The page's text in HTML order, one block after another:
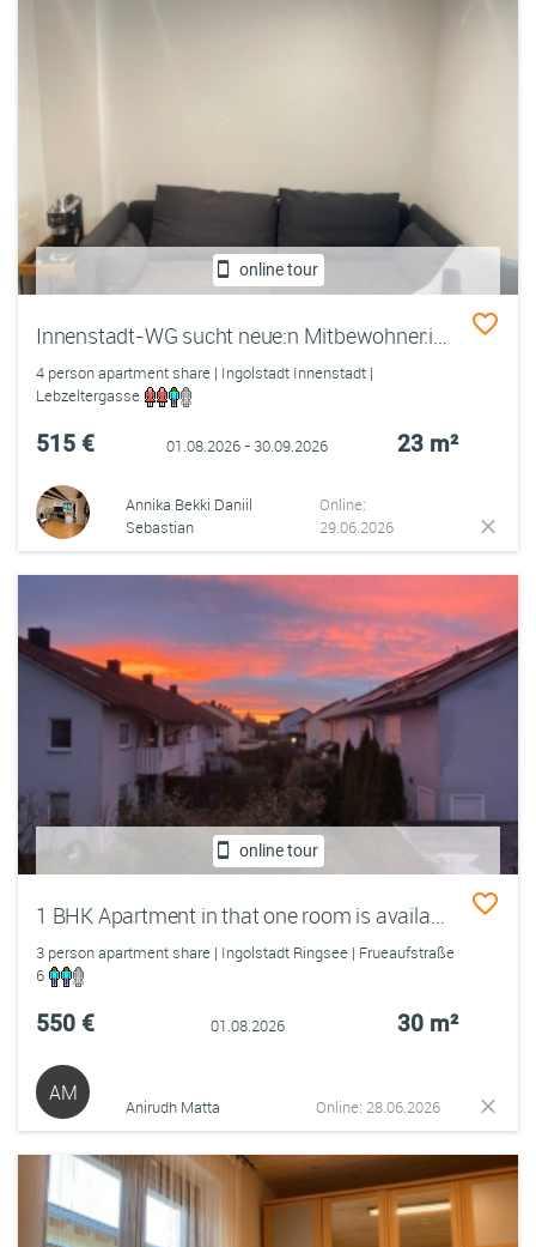
online tour
Innenstadt-WG sucht neue:n Mitbewohner:in - 23qm Zimmer in WG-Haus
4 person apartment share | Ingolstadt Innenstadt |
Lebzeltergasse
515 € 01.08.2026 - 30.09.2026 23 m²
Annika Bekki Daniil
Sebastian
Online:
29.06.2026
online tour
1 BHK Apartment in that one room is available private
3 person apartment share | Ingolstadt Ringsee | Frueaufstraße
6
550 € 01.08.2026 30 m²
AM
Anirudh Matta Online: 28.06.2026